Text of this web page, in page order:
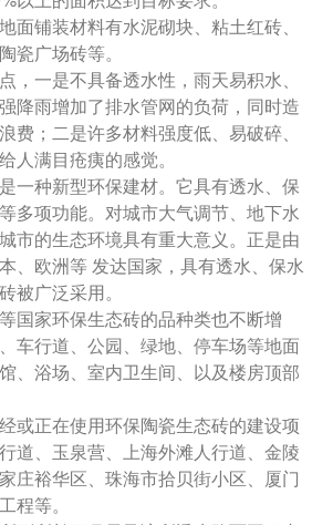
面铺装材料有水泥砌块、粘土红砖、
瓷广场砖等。
，一是不具备透水性，雨天易积水、
降雨增加了排水管网的负荷，同时造
费；二是许多材料强度低、易破碎、
人满目疮痍的感觉。
一种新型环保建材。它具有透水、保
多项功能。对城市大气调节、地下水
市的生态环境具有重大意义。正是由
、欧洲等 发达国家，具有透水、保水
被广泛采用。
国家环保生态砖的品种类也不断增
车行道、公园、绿地、停车场等地面
、浴场、室内卫生间、以及楼房顶部
或正在使用环保陶瓷生态砖的建设项
道、玉泉营、上海外滩人行道、金陵
庄裕华区、珠海市拾贝街小区、厦门
程等。